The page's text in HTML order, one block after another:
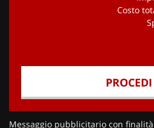
Costo
PROCEDI
Messaggio pubblicitario con